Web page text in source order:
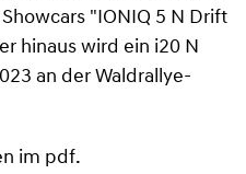
"IONIQ 5 N Drift
hinaus wird ein i20 N
an der Waldrallye-
im pdf.